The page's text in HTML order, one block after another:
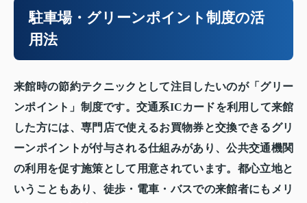
駐車場・グリーンポイント制度の活
用法
来館時の節約テクニックとして注目したいのが「グリー
ンポイント」制度です。交通系ICカードを利用して来館
した方には、専門店で使えるお買物券と交換できるグリ
ーンポイントが付与される仕組みがあり、公共交通機関
の利用を促す施策として用意されています。都心立地と
いうこともあり、徒歩・電車・バスでの来館者にもメリ